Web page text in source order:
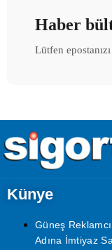
Haber
Lütfen
Künye
Güneş
Adına İmtiyaz